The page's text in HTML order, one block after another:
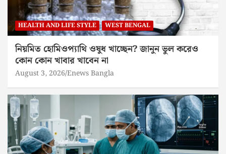
HEALTH AND LIFE STYLE WEST BENGAL
নিয়মিত হোমিওপ্যাথি ওষুধ খাচ্ছেন? জানুন ভুল করেও
কোন কোন খাবার খাবেন না
August 3, 2026 Enews Bangla